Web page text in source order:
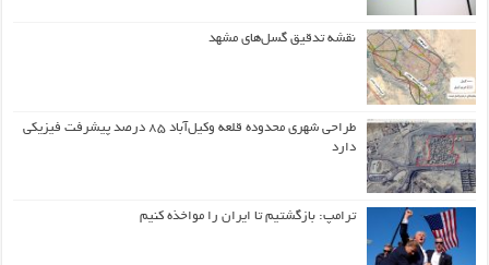
نقشه تدقیق گسل‌های مشهد
طراحی شهری محدوده قلعه وکیل‌آباد ۸۵ درصد پیشرفت فیزیکی
دارد
ترامپ: بازگشتیم تا ایران را مواخذه کنیم